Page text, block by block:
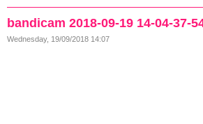
bandicam 2018-09-19 14-04-37-
Wednesday, 19/09/2018 14:07